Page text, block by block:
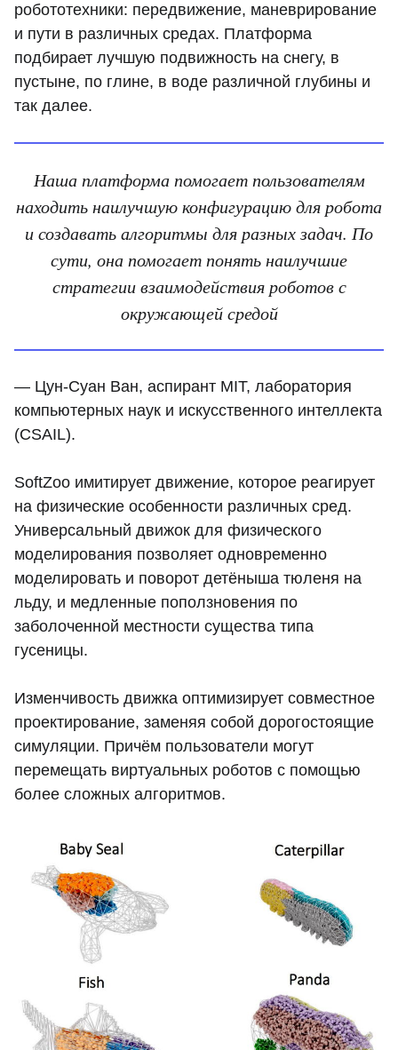
робототехники: передвижение, маневрирование
и пути в различных средах. Платформа
подбирает лучшую подвижность на снегу, в
пустыне, по глине, в воде различной глубины и
так далее.
Наша платформа помогает пользователям
находить наилучшую конфигурацию для робота
и создавать алгоритмы для разных задач. По
сути, она помогает понять наилучшие
стратегии взаимодействия роботов с
окружающей средой
— Цун-Суан Ван, аспирант MIT, лаборатория
компьютерных наук и искусственного интеллекта
(CSAIL).
SoftZoo имитирует движение, которое реагирует
на физические особенности различных сред.
Универсальный движок для физического
моделирования позволяет одновременно
моделировать и поворот детёныша тюленя на
льду, и медленные поползновения по
заболоченной местности существа типа
гусеницы.
Изменчивость движка оптимизирует совместное
проектирование, заменяя собой дорогостоящие
симуляции. Причём пользователи могут
перемещать виртуальных роботов с помощью
более сложных алгоритмов.